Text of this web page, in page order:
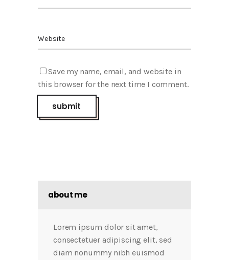
Save my name, email, and website in
this browser for the next time I comment.
about me
Lorem ipsum dolor sit amet,
consectetuer adipiscing elit, sed
diam nonummy nibh euismod